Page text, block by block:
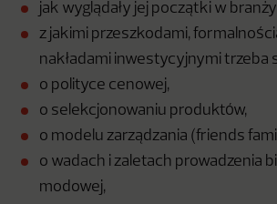
jak wyglądały jej początki w
z jakimi przeszkodami,
nakładami inwestycyjnymi trzeba
o polityce cenowej,
o selekcjonowaniu produktów,
o modelu zarządzania (friends
o wadach i zaletach prowadzenia
modowej,